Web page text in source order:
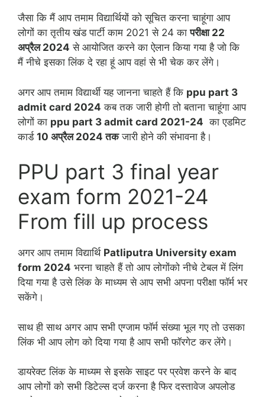
जैसा कि मैं आप तमाम विद्यार्थियों को सूचित करना चाहूंगा आप
लोगों का तृतीय खंड पार्टी काम 2021 से 24 कापरीक्षा 22
अप्रैल 2024 से आयोजित करने का ऐलान किया गया है जो कि
मैं नीचे इसका लिंक दे रहा हूं आप वहां से भी चेक कर लेंगे।
अगर आप तमाम विद्यार्थी यह जानना चाहते हैं कि ppu part 3
admit card 2024 कब तक जारी होगी तो बताना चाहूंगा आप
लोगों का ppu part 3 admit card 2021-24 का एडमिट
कार्ड 10 अप्रैल 2024 तकजारी होने की संभावना है।
PPU part 3 final year
exam form 2021-24
From fill up process
अगर आप तमाम विद्यार्थि Patliputra University exam
form 2024 भरना चाहते हैं तो आप लोगोंको नीचे टेबल में लिंग
दिया गया है उसे लिंक के माध्यम से आप सभी अपना परीक्षा फॉर्म भर
सकेंगे।
साथ ही साथ अगर आप सभी एग्जाम फॉर्म संख्या भूल गए तो उसका
लिंक भी आप लोग को दिया गया है आप सभी फॉरगेट कर लेंगे।
डायरेक्ट लिंक के माध्यम से इसके साइट पर प्रवेश करने के बाद
आप लोगों को सभी डिटेल्स दर्ज करना है फिर दस्तावेज अपलोड